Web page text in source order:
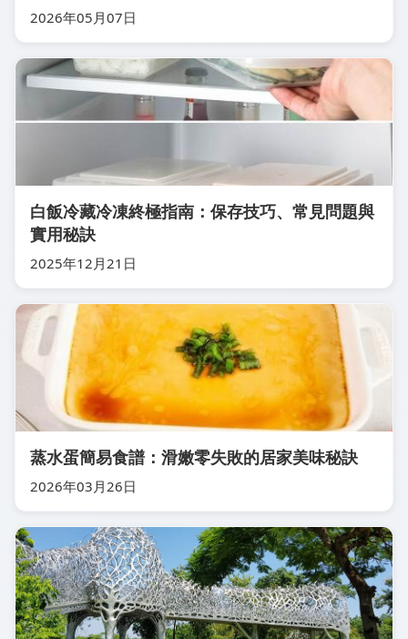
2026年05月07日
白飯冷藏冷凍終極指南：保存技巧、常見問題與
實用秘訣
2025年12月21日
蒸水蛋簡易食譜：滑嫩零失敗的居家美味秘訣
2026年03月26日